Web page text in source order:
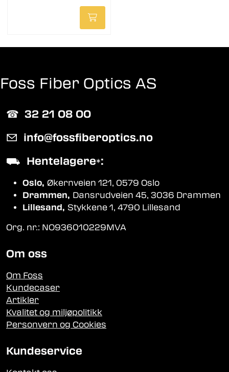
Foss Fiber Optics AS
☎︎ 32 21 08 00
✉ info@fossfiberoptics.no
⛟ Hentelagere*:
Oslo, Økernveien 121, 0579 Oslo
Drammen, Dansrudveien 45, 3036 Drammen
Lillesand, Stykkene 1, 4790 Lillesand
Org. nr.: NO936010229MVA
Om oss
Om Foss
Kundecaser
Artikler
Kvalitet og miljøpolitikk
Personvern og Cookies
Kundeservice